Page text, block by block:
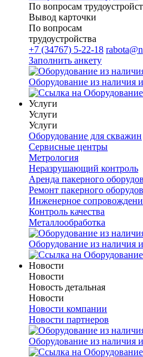
По вопросам
Вывод карточки
По вопросам
трудоустройства
+7 (34767) 5-22-18
Заполнить анкету
Оборудование из наличия
Услуги
Услуги
Услуги
Оборудование для скважин
Сервисные центры
Метрология
Неразрушающий контроль
Аренда пакерного
Ремонт пакерного
Инженерное
Контроль качества
Металлообработка
Оборудование из наличия
Новости
Новости
Новость детальная
Новости
Новости компании
Новости партнеров
Оборудование из наличия